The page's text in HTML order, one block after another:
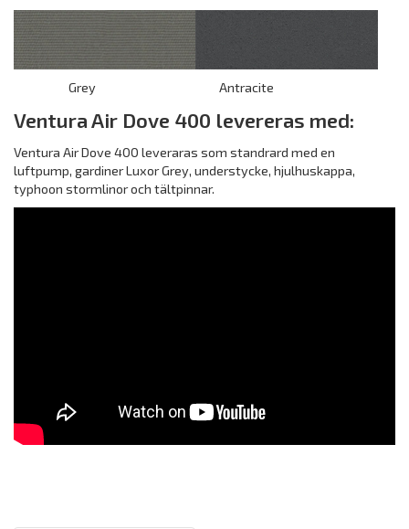
Grey Antracite
Ventura Air Dove 400 levereras med:
Ventura Air Dove 400 leveraras som standrard med en
luftpump, gardiner Luxor Grey, understycke, hjulhuskappa,
typhoon stormlinor och tältpinnar.